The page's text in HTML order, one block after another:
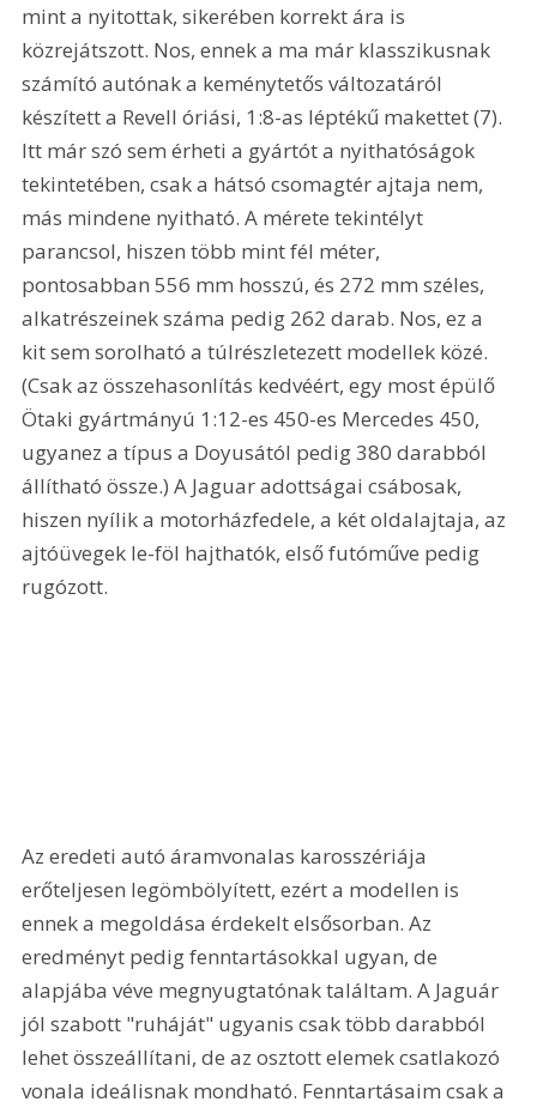
mint a nyitottak, sikerében korrekt ára is
közrejátszott. Nos, ennek a ma már klasszikusnak
számító autónak a keménytetős változatáról
készített a Revell óriási, 1:8-as léptékű makettet (7).
Itt már szó sem érheti a gyártót a nyithatóságok
tekintetében, csak a hátsó csomagtér ajtaja nem,
más mindene nyitható. A mérete tekintélyt
parancsol, hiszen több mint fél méter,
pontosabban 556 mm hosszú, és 272 mm széles,
alkatrészeinek száma pedig 262 darab. Nos, ez a
kit sem sorolható a túlrészletezett modellek közé.
(Csak az összehasonlítás kedvéért, egy most épülő
Ötaki gyártmányú 1:12-es 450-es Mercedes 450,
ugyanez a típus a Doyusától pedig 380 darabból
állítható össze.) A Jaguar adottságai csábosak,
hiszen nyílik a motorházfedele, a két oldalajtaja, az
ajtóüvegek le-föl hajthatók, első futóműve pedig
rugózott.
Az eredeti autó áramvonalas karosszériája
erőteljesen legömbölyített, ezért a modellen is
ennek a megoldása érdekelt elsősorban. Az
eredményt pedig fenntartásokkal ugyan, de
alapjába véve megnyugtatónak találtam. A Jaguár
jól szabott "ruháját" ugyanis csak több darabból
lehet összeállítani, de az osztott elemek csatlakozó
vonala ideálisnak mondható. Fenntartásaim csak a